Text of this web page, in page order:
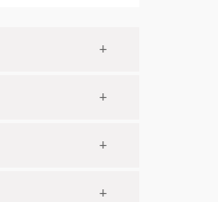
+
+
+
+